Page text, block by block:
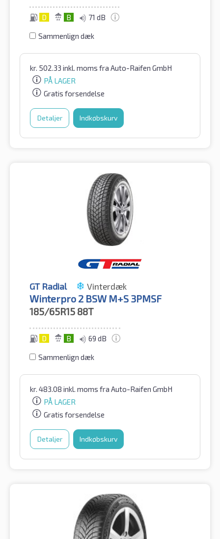
D B 71 dB
Sammenlign dæk
kr. 502.33 inkl. moms fra Auto-Raifen GmbH
PÅ LAGER
Gratis forsendelse
Detaljer Indkøbskurv
GT Radial Vinterdæk
Winterpro 2 BSW M+S 3PMSF
185/65R15 88T
D B 69 dB
Sammenlign dæk
kr. 483.08 inkl. moms fra Auto-Raifen GmbH
PÅ LAGER
Gratis forsendelse
Detaljer Indkøbskurv